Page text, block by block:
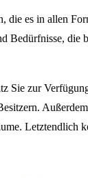
es in allen
Bedürfnisse,
Sie zur
Letztendlich